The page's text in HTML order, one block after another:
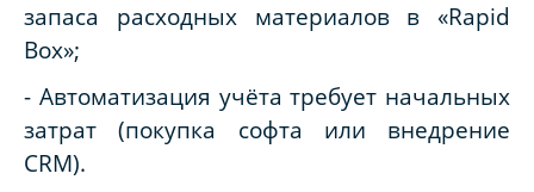
запаса расходных материалов в «Rapid
Box»;
- Автоматизация учёта требует начальных
затрат (покупка софта или внедрение
CRM).